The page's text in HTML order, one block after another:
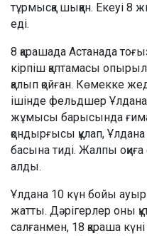
тұрмысқа шыққан. Екеуі
еді.
8 қарашада Астанада
кірпіш қаптамасы
қалып қойған. Көмекке
ішінде фельдшер
жұмысы барысында
қондырғысы құлап,
басына тиді. Жалпы
алды.
Ұлдана 10 күн бойы ауыр
жатты. Дәрігерлер оны
салғанмен, 18 қараша